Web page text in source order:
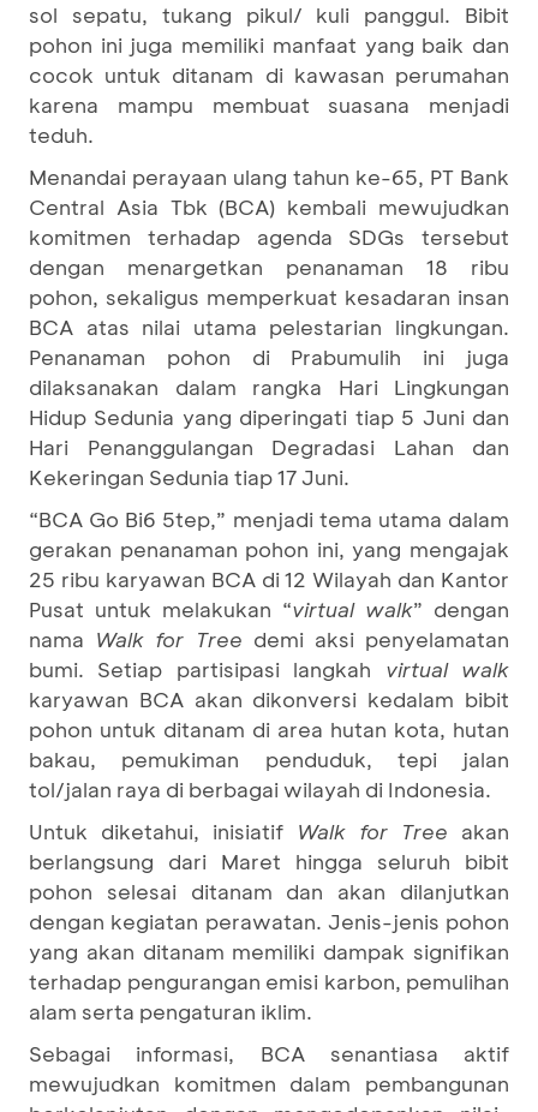
sol sepatu, tukang pikul/ kuli panggul. Bibit
pohon ini juga memiliki manfaat yang baik dan
cocok untuk ditanam di kawasan perumahan
karena mampu membuat suasana menjadi
teduh.
Menandai perayaan ulang tahun ke-65, PT Bank
Central Asia Tbk (BCA) kembali mewujudkan
komitmen terhadap agenda SDGs tersebut
dengan menargetkan penanaman 18 ribu
pohon, sekaligus memperkuat kesadaran insan
BCA atas nilai utama pelestarian lingkungan.
Penanaman pohon di Prabumulih ini juga
dilaksanakan dalam rangka Hari Lingkungan
Hidup Sedunia yang diperingati tiap 5 Juni dan
Hari Penanggulangan Degradasi Lahan dan
Kekeringan Sedunia tiap 17 Juni.
“BCA Go Bi6 5tep,” menjadi tema utama dalam
gerakan penanaman pohon ini, yang mengajak
25 ribu karyawan BCA di 12 Wilayah dan Kantor
Pusat untuk melakukan “virtual walk” dengan
nama Walk for Tree demi aksi penyelamatan
bumi. Setiap partisipasi langkah virtual walk
karyawan BCA akan dikonversi kedalam bibit
pohon untuk ditanam di area hutan kota, hutan
bakau, pemukiman penduduk, tepi jalan
tol/jalan raya di berbagai wilayah di Indonesia.
Untuk diketahui, inisiatif Walk for Tree akan
berlangsung dari Maret hingga seluruh bibit
pohon selesai ditanam dan akan dilanjutkan
dengan kegiatan perawatan. Jenis-jenis pohon
yang akan ditanam memiliki dampak signifikan
terhadap pengurangan emisi karbon, pemulihan
alam serta pengaturan iklim.
Sebagai informasi, BCA senantiasa aktif
mewujudkan komitmen dalam pembangunan